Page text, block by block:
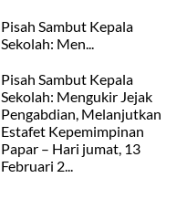
Pisah Sambut Kepala
Sekolah: Men...
Pisah Sambut Kepala
Sekolah: Mengukir Jejak
Pengabdian, Melanjutkan
Estafet Kepemimpinan
Papar – Hari jumat, 13
Februari 2...